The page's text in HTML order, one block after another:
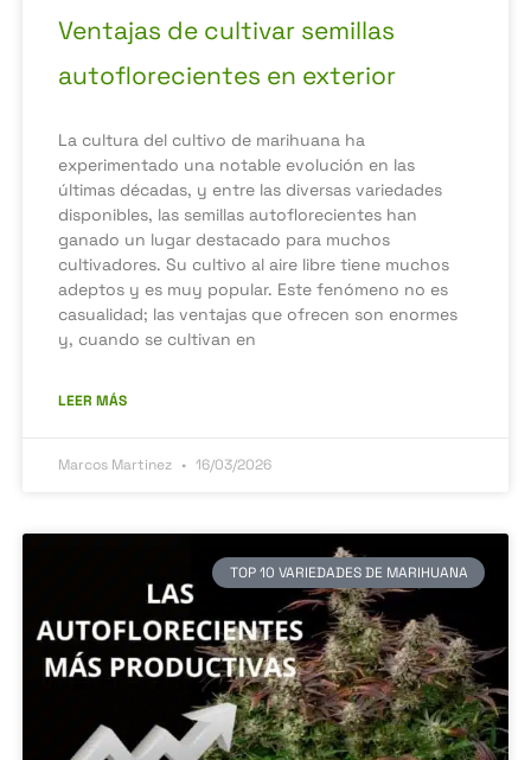
Ventajas de cultivar semillas
autoflorecientes en exterior
La cultura del cultivo de marihuana ha
experimentado una notable evolución en las
últimas décadas, y entre las diversas variedades
disponibles, las semillas autoflorecientes han
ganado un lugar destacado para muchos
cultivadores. Su cultivo al aire libre tiene muchos
adeptos y es muy popular. Este fenómeno no es
casualidad; las ventajas que ofrecen son enormes
y, cuando se cultivan en
LEER MÁS
Marcos Martinez 16/03/2026
TOP 10 VARIEDADES DE MARIHUANA